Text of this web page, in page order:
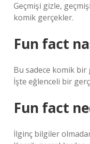
Geçmişi gizle,
komik gerçekler.
Fun fact
Bu sadece komik bir
İşte eğlenceli bir
Fun fact
İlginç bilgiler